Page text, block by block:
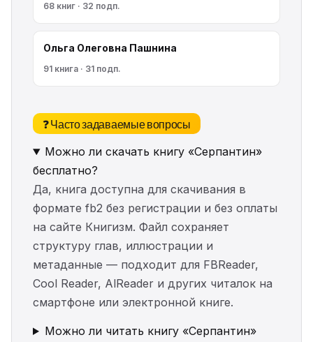
68 книг · 32 подп.
Ольга Олеговна Пашнина
91 книга · 31 подп.
❓ Часто задаваемые вопросы
Можно ли скачать книгу «Серпантин»
бесплатно?
Да, книга доступна для скачивания в
формате fb2 без регистрации и без оплаты
на сайте Книгизм. Файл сохраняет
структуру глав, иллюстрации и
метаданные — подходит для FBReader,
Cool Reader, AlReader и других читалок на
смартфоне или электронной книге.
Можно ли читать книгу «Серпантин»